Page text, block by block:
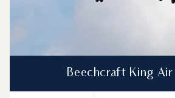
Beechcraft King Air